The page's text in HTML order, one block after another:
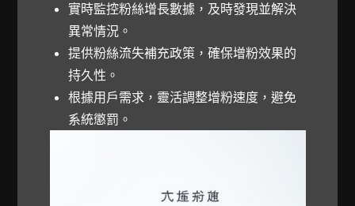
實時監控粉絲增長數據，及時發現並解決
異常情況。
提供粉絲流失補充政策，確保增粉效果的
持久性。
根據用戶需求，靈活調整增粉速度，避免
系統懲罰。